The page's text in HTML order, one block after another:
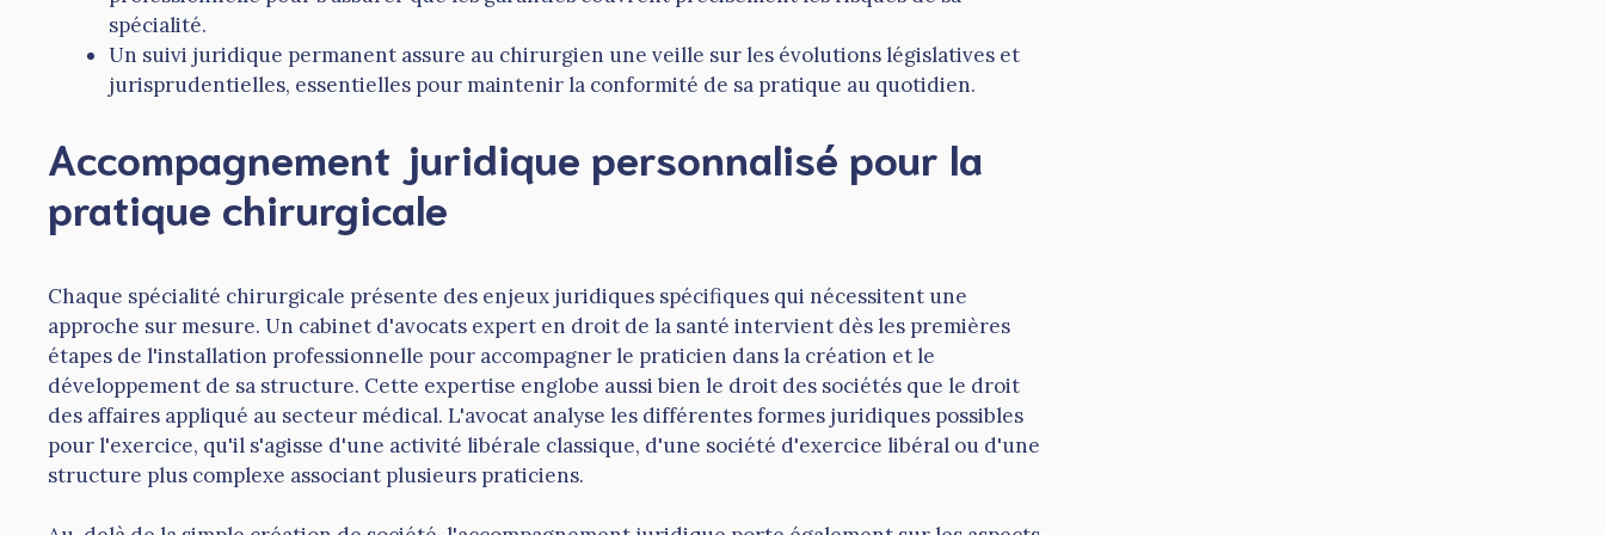
spécialité.
Un suivi juridique permanent assure au chirurgien une veille sur les évolutions législatives et
jurisprudentielles, essentielles pour maintenir la conformité de sa pratique au quotidien.
Accompagnement juridique personnalisé pour la
pratique chirurgicale
Chaque spécialité chirurgicale présente des enjeux juridiques spécifiques qui nécessitent une
approche sur mesure. Un cabinet d'avocats expert en droit de la santé intervient dès les premières
étapes de l'installation professionnelle pour accompagner le praticien dans la création et le
développement de sa structure. Cette expertise englobe aussi bien le droit des sociétés que le droit
des affaires appliqué au secteur médical. L'avocat analyse les différentes formes juridiques possibles
pour l'exercice, qu'il s'agisse d'une activité libérale classique, d'une société d'exercice libéral ou d'une
structure plus complexe associant plusieurs praticiens.